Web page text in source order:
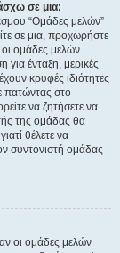
σε μια;
“Ομάδες μελών”
σε μια, προχωρήστε
ομάδες μελών
για ένταξη, μερικές
κρυφές ιδιότητες
πατώντας στο
να ζητήσετε να
της ομάδας θα
θέλετε να
συντονιστή ομάδας
οι ομάδες μελών